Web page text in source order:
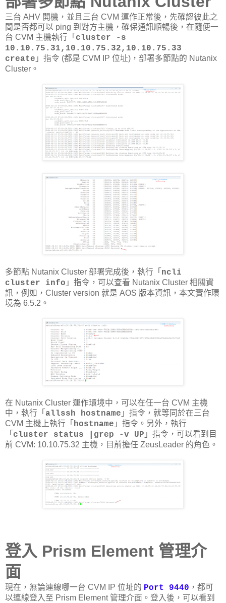
三台 AHV 開機，並且三台 CVM 運作正常後，先確認彼此之
間是否都可以 ping 到對方主機，確保通訊順暢後，在隨便一
台 CVM 主機執行「 cluster -s
10.10.75.31,10.10.75.32,10.10.75.33
create 」指令 (都是 CVM IP 位址)，部署多節點的 Nutanix
Cluster。
多節點 Nutanix Cluster 部署完成後，執行「 ncli
cluster info 」指令，可以查看 Nutanix Cluster 相關資
訊，例如，Cluster version 就是 AOS 版本資訊，本文實作環
境為 6.5.2。
在 Nutanix Cluster 運作環境中，可以在任一台 CVM 主機
中，執行「 allssh hostname 」指令，就等同於在三台
CVM 主機上執行「 hostname 」指令。另外，執行
「 cluster status |grep -v UP 」指令，可以看到目
前 CVM: 10.10.75.32 主機，目前擔任 ZeusLeader 的角色。
登入 Prism Element 管理介
面
現在，無論連線哪一台 CVM IP 位址的 Port 9440 ，都可
以連線登入至 Prism Element 管理介面。登入後，可以看到